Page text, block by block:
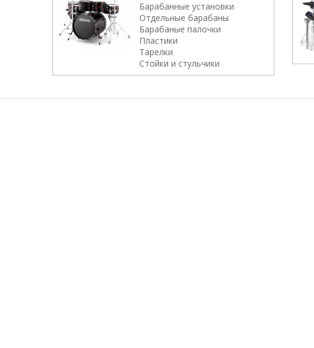
Барабанные установки
Отдельные барабаны
Барабаные палочки
Пластики
Тарелки
Стойки и стульчики